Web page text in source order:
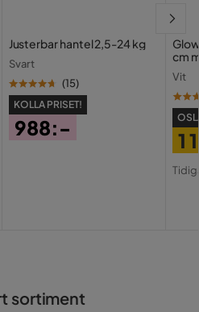
Justerbar hantel 2,5-24 kg
Svart
(15)
KOLLA PRISET!
988:-
cm
Vit
1
sortiment